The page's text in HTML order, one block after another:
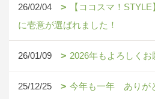
26/02/04
【ココスマ！
に壱意が選ばれました！
26/01/09 2026年もよろしくお
25/12/25 今年も一年 ありが